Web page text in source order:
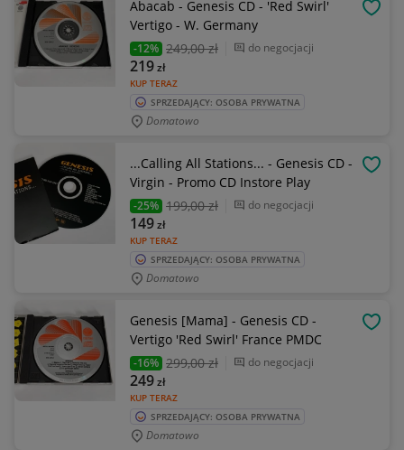
Abacab - Genesis CD - 'Red Swirl'
Vertigo - W. Germany
-12% 249,00 zł do negocjacji
KUP TERAZ
219zł
SPRZEDAJĄCY: OSOBA PRYWATNA
Domatowo
...Calling All Stations... - Genesis CD -
Virgin - Promo CD Instore Play
-25% 199,00 zł do negocjacji
KUP TERAZ
149zł
SPRZEDAJĄCY: OSOBA PRYWATNA
Domatowo
Genesis [Mama] - Genesis CD -
Vertigo 'Red Swirl' France PMDC
-16% 299,00 zł do negocjacji
KUP TERAZ
249zł
SPRZEDAJĄCY: OSOBA PRYWATNA
Domatowo